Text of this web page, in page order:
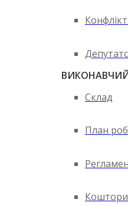
Конфлікт
Склад
План